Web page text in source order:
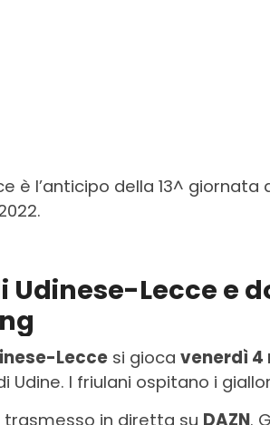
è l’anticipo della 13^ giornata
Udinese-Lecce e
Lecce si gioca venerdì 4
Udine. I friulani ospitano i
in diretta su DAZN.